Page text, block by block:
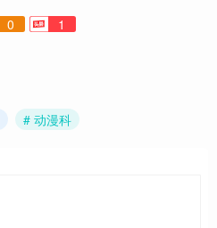
0 1
# 动漫科